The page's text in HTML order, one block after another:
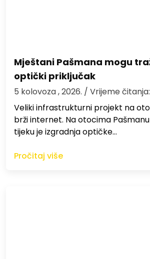
Mještani Pašmana mogu
optički priključak
5 kolovoza , 2026. / Vrijeme
Veliki infrastrukturni projekt na
brži internet. Na otocima Pašmanu
tijeku je izgradnja optičke…
Pročitaj više